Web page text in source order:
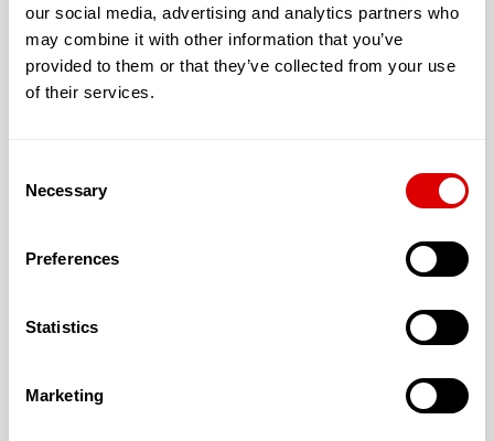
our social media, advertising and analytics partners who
may combine it with other information that you’ve
provided to them or that they’ve collected from your use
of their services.
Selection
Necessary
Preferences
Statistics
Marketing
L’accueil proposé peut être :
Permanent
T3 : 24.5 € (0.00 m²)